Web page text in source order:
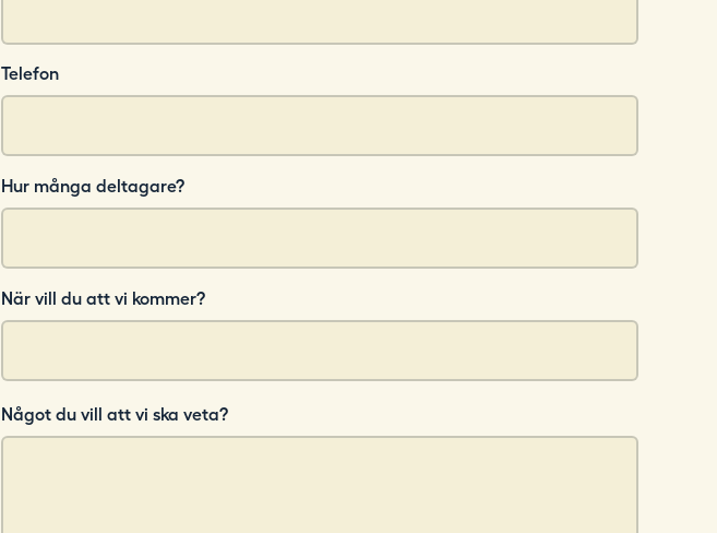
Telefon
Hur många deltagare?
När vill du att vi kommer?
Något du vill att vi ska veta?